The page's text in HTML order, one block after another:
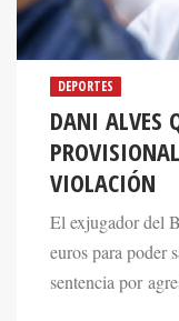
DEPORTES
DANI ALVES
VIOLACIÓN
El exjugador del
euros para poder
sentencia por